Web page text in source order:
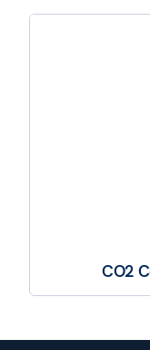
CO2